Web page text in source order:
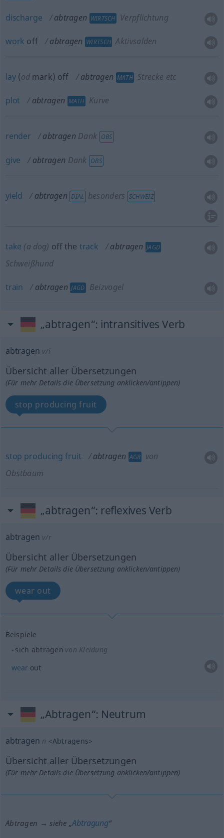
discharge abtragen WIRTSCH Verpflichtung
work off abtragen WIRTSCH Aktivsalden
lay(od mark) off abtragen MATH Strecke etc
plot abtragen MATH Kurve
render abtragen Dank OBS
give abtragen Dank OBS
yield abtragen DIAL besonders SCHWEIZ
take (a dog) off the track abtragen JAGD
Schweißhund
train abtragen JAGD Beizvogel
„abtragen“: intransitives Verb
abtragen v/i
Übersicht aller Übersetzungen
(Für mehr Details die Übersetzung anklicken/antippen)
stop producing fruit
stop producing fruit abtragen AGR
von
Obstbaum
„abtragen“: reflexives Verb
abtragen v/r
Übersicht aller Übersetzungen
(Für mehr Details die Übersetzung anklicken/antippen)
wear out
Beispiele
sich abtragen von Kleidung
wearout
„Abtragen“: Neutrum
abtragen n <Abtragens>
Übersicht aller Übersetzungen
(Für mehr Details die Übersetzung anklicken/antippen)
Abtragen → siehe „Abtragung“